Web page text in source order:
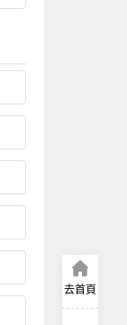
去首頁